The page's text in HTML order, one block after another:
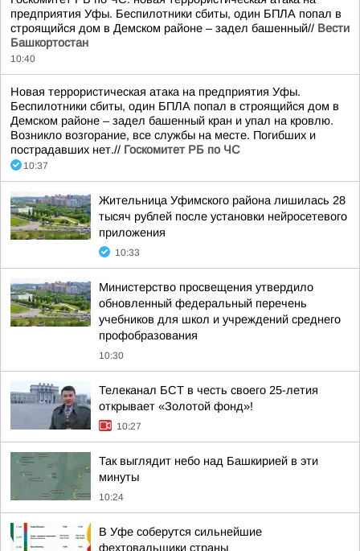
предприятия Уфы. Беспилотники сбиты, один БПЛА попал в
строящийся дом в Демском районе – задел башенный// Вести
Башкортостан
10:40
Новая террористическая атака на предприятия Уфы.
Беспилотники сбиты, один БПЛА попал в строящийся дом в
Демском районе – задел башенный кран и упал на кровлю.
Возникло возгорание, все службы на месте. Погибших и
пострадавших нет.// Госкомитет РБ по ЧС
10:37
Жительница Уфимского района лишилась 28
тысяч рублей после установки нейросетевого
приложения
10:33
Министерство просвещения утвердило
обновленный федеральный перечень
учебников для школ и учреждений среднего
профобразования
10:30
Телеканал БСТ в честь своего 25-летия
открывает «Золотой фонд»!
10:27
Так выглядит небо над Башкирией в эти
минуты
10:24
В Уфе соберутся сильнейшие
фехтовальщики страны